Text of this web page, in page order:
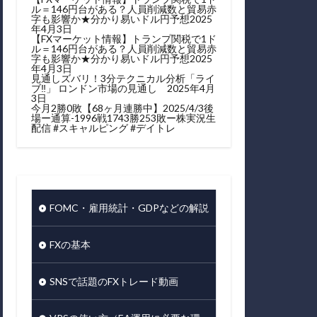
ル＝146円台がある？人員削減数と貿易赤
字も影響か★分かり易いドル円予想2025
年4月3日
【FXマーケット情報】トランプ関税で1ド
ル＝146円台がある？人員削減数と貿易赤
字も影響か★分かり易いドル円予想2025
年4月3日
見通しズバリ！3分テクニカル分析「ライ
ブ‼」 ロンドン市場の見通し 2025年4月
3日
今月2勝0敗【68ヶ月連勝中】2025/4/3後
場ー通算-1996戦1743勝253敗ー株実況生
配信 #スキャルピング #デイトレ
FOMC・雇用統計・GDPなどの解説
FXの基本
SNSで話題のFXトレード動画